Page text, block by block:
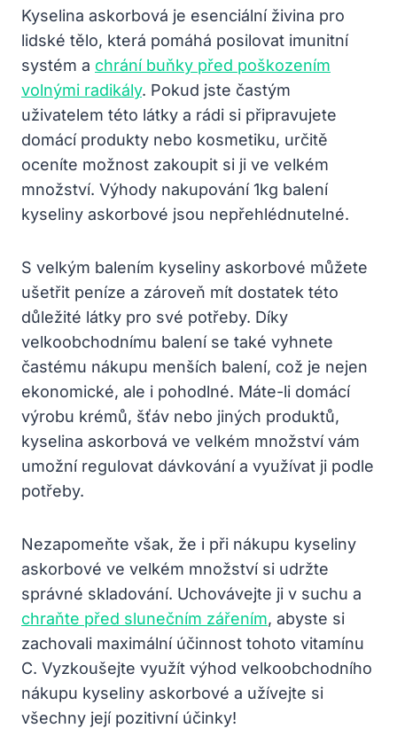
Kyselina askorbová je esenciální živina pro
lidské tělo, která pomáhá posilovat imunitní
systém a chrání buňky před poškozením
volnými radikály. Pokud jste častým
uživatelem této látky a rádi si připravujete
domácí produkty nebo kosmetiku, určitě
oceníte možnost zakoupit si ji ve velkém
množství. Výhody nakupování 1kg balení
kyseliny askorbové jsou nepřehlédnutelné.
S velkým balením kyseliny askorbové můžete
ušetřit peníze a zároveň mít dostatek této
důležité látky pro své potřeby. Díky
velkoobchodnímu balení se také vyhnete
častému nákupu menších balení, což je nejen
ekonomické, ale i pohodlné. Máte-li domácí
výrobu krémů, šťáv nebo jiných produktů,
kyselina askorbová ve velkém množství vám
umožní regulovat dávkování a využívat ji podle
potřeby.
Nezapomeňte však, že i při nákupu kyseliny
askorbové ve velkém množství si udržte
správné skladování. Uchovávejte ji v suchu a
chraňte před slunečním zářením, abyste si
zachovali maximální účinnost tohoto vitamínu
C. Vyzkoušejte využít výhod velkoobchodního
nákupu kyseliny askorbové a užívejte si
všechny její pozitivní účinky!